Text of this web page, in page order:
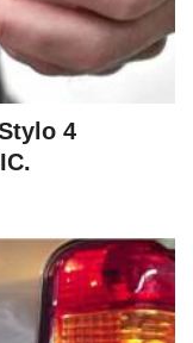
4